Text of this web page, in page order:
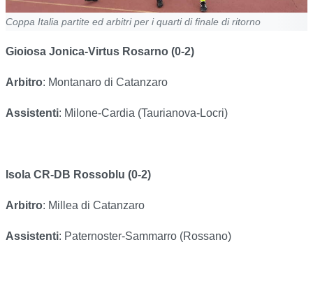
Coppa Italia partite ed arbitri per i quarti di finale di ritorno
Gioiosa Jonica-Virtus Rosarno (0-2)
Arbitro: Montanaro di Catanzaro
Assistenti: Milone-Cardia (Taurianova-Locri)
Isola CR-DB Rossoblu (0-2)
Arbitro: Millea di Catanzaro
Assistenti: Paternoster-Sammarro (Rossano)